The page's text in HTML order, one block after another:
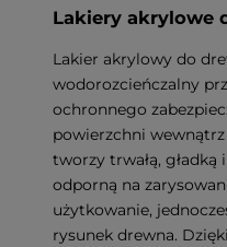
Lakiery akrylowe
Lakier akrylowy do
wodorozcieńczalny
ochronnego
powierzchni
tworzy trwałą, gładką
odporną na
użytkowanie,
rysunek drewna.